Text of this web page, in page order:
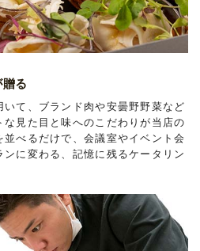
る
て、ブランド肉や安曇野野菜など
見た目と味へのこだわりが当店の
べるだけで、会議室やイベント会
に変わる、記憶に残るケータリン